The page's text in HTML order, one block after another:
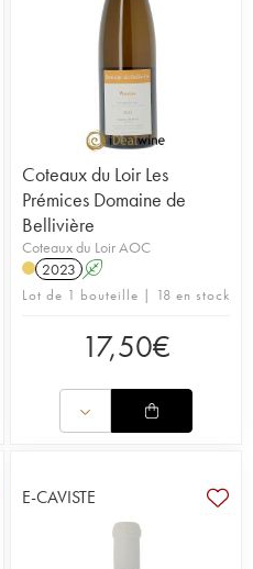
Coteaux du Loir Les
Prémices Domaine de
Bellivière
Coteaux du Loir AOC
2023 A
Lot de 1 bouteille | 18 en stock
17,50€
E-CAVISTE